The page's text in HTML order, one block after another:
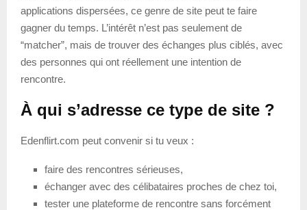
applications dispersées, ce genre de site peut te faire
gagner du temps. L’intérêt n’est pas seulement de
“matcher”, mais de trouver des échanges plus ciblés, avec
des personnes qui ont réellement une intention de
rencontre.
À qui s’adresse ce type de site ?
Edenflirt.com peut convenir si tu veux :
faire des rencontres sérieuses,
échanger avec des célibataires proches de chez toi,
tester une plateforme de rencontre sans forcément